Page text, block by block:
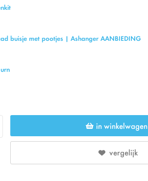
buisje met pootjes | Ashanger AANBIEDING
in winkelwagen
vergelijk